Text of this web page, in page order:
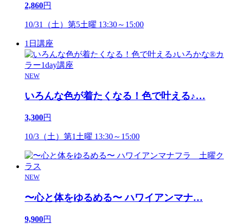
2,860円
10/31（土）第5土曜 13:30～15:00
1日講座
NEW
いろんな色が着たくなる！色で叶える♪…
3,300円
10/3（土）第1土曜 13:30～15:00
NEW
〜心と体をゆるめる〜 ハワイアンマナ…
9,900円